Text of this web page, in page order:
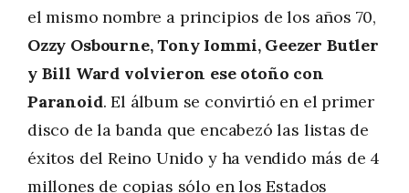
el mismo nombre a principios de los años 70,
Ozzy Osbourne, Tony Iommi, Geezer Butler
y Bill Ward volvieron ese otoño con
Paranoid. El álbum se convirtió en el primer
disco de la banda que encabezó las listas de
éxitos del Reino Unido y ha vendido más de 4
millones de copias sólo en los Estados